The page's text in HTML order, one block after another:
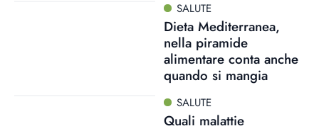
SALUTE
Dieta Mediterranea,
nella piramide
alimentare conta anche
quando si mangia
SALUTE
Quali malattie